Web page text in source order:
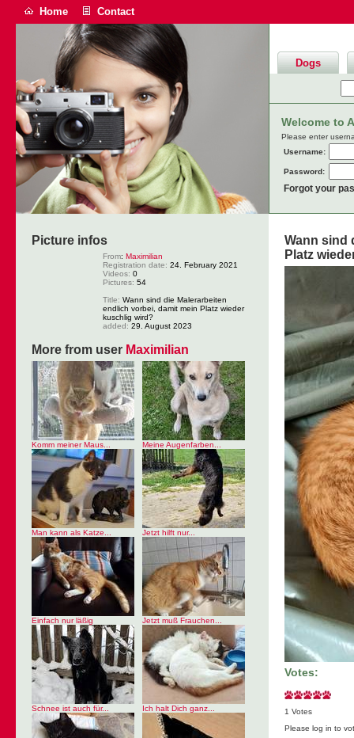
Home Contact
Dogs
Welcome to
Please enter
Username:
Password:
Forgot your
Picture infos
From: Maximilian
Registration date: 24. February 2021
Videos: 0
Pictures: 54
Title: Wann sind die Malerarbeiten
endlich vorbei, damit mein Platz wieder
kuschlig wird?
added: 29. August 2023
More from user Maximilian
Komm meiner Maus... Meine Augenfarben...
Man kann als Katze... Jetzt hilft nur...
Einfach nur läßig Jetzt muß Frauchen...
Schnee ist auch für... Ich halt Dich ganz...
Wann sind
Platz
Votes:
1 Votes
Please log in to